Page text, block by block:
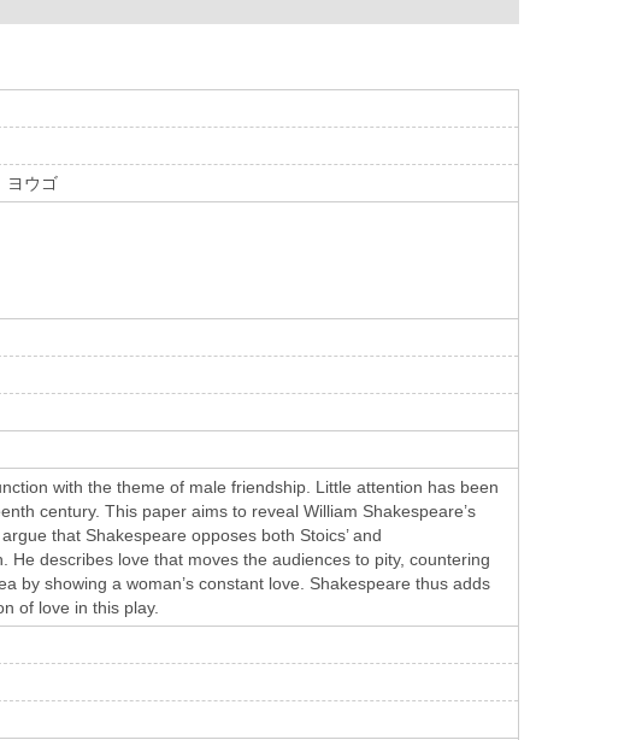
ウゴ
with the theme of male friendship. Little attention has been
century. This paper aims to reveal William Shakespeare’s
that Shakespeare opposes both Stoics’ and
He describes love that moves the audiences to pity, countering
by showing a woman’s constant love. Shakespeare thus adds
of love in this play.